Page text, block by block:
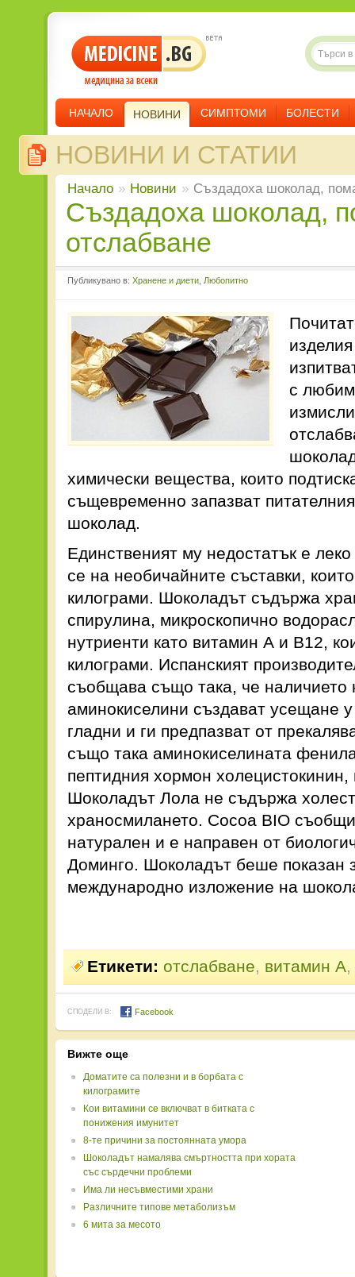
НАЧАЛО НОВИНИ СИМПТОМИ БОЛЕСТИ
НОВИНИ И СТАТИИ
Начало » Новини » Създадоха шоколад,
Създадоха шоколад, помагащ за
отслабване
Публикувано в: Хранене и диети Любопитно
с
химически вещества, които
същевременно запазват
шоколад.
Единственият му недостатък е
се на необичайните съставки,
килограми. Шоколадът съдържа
спирулина, микроскопично
нутриенти като витамин А и В12,
килограми. Испанският
съобщава също така, че наличието
аминокиселини създават усещане
гладни и ги предпазват от
също така аминокиселината
пептидния хормон
Шоколадът Лола не съдържа
храносмилането. Cocoa BIO
натурален и е направен от
Доминго. Шоколадът беше показан
международно изложение на
Етикети: отслабване, витамин A,
СПОДЕЛИ В: Facebook
Вижте още
Доматите са полезни и в борбата с
килограмите
Кои витамини се включват в битката с
понижения имунитет
8-те причини за постоянната умора
Шоколадът намалява смъртността при хората
със сърдечни проблеми
Има ли несъвместими храни
Различните типове метаболизъм
6 мита за месото